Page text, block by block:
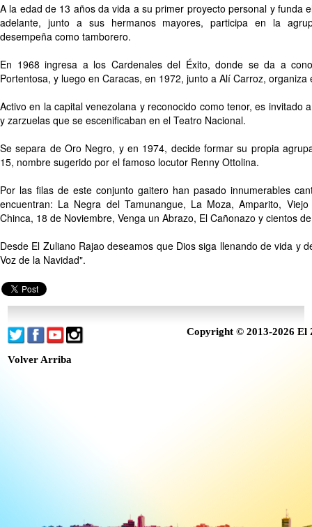
A la edad de 13 años da vida a su primer proyecto personal y funda
adelante, junto a sus hermanos mayores, participa en la
desempeña como tamborero.
En 1968 ingresa a los Cardenales del Éxito, donde se da a
Portentosa, y luego en Caracas, en 1972, junto a Alí Carroz, organiza
Activo en la capital venezolana y reconocido como tenor, es invitado
y zarzuelas que se escenificaban en el Teatro Nacional.
Se separa de Oro Negro, y en 1974, decide formar su propia
15, nombre sugerido por el famoso locutor Renny Ottolina.
Por las filas de este conjunto gaitero han pasado innumerables
encuentran: La Negra del Tamunangue, La Moza, Amparito,
Chinca, 18 de Noviembre, Venga un Abrazo, El Cañonazo y cientos
Desde El Zuliano Rajao deseamos que Dios siga llenando de vida y
Voz de la Navidad".
Copyright © 2013-2026 El
Volver Arriba